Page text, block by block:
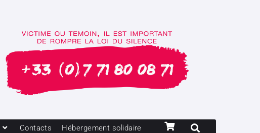
Contacts Hébergement solidaire